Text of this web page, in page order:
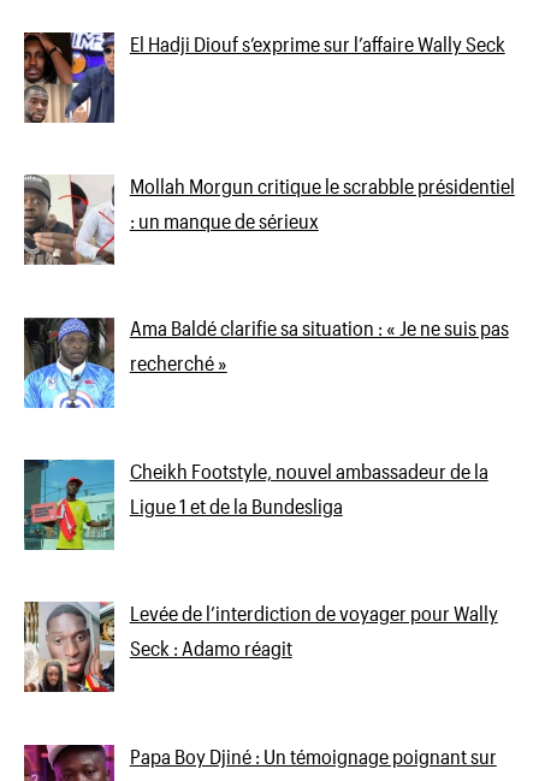
El Hadji Diouf s’exprime sur l’affaire Wally Seck
Mollah Morgun critique le scrabble présidentiel
: un manque de sérieux
Ama Baldé clarifie sa situation : « Je ne suis pas
recherché »
Cheikh Footstyle, nouvel ambassadeur de la
Ligue 1 et de la Bundesliga
Levée de l’interdiction de voyager pour Wally
Seck : Adamo réagit
Papa Boy Djiné : Un témoignage poignant sur